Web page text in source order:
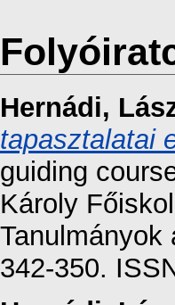
Hernádi,
tapasztalatai
guiding
Károly
Tanulmányok
342-350.